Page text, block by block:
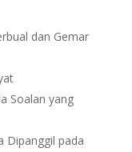
dan Gemar
Soalan yang
Dipanggil pada